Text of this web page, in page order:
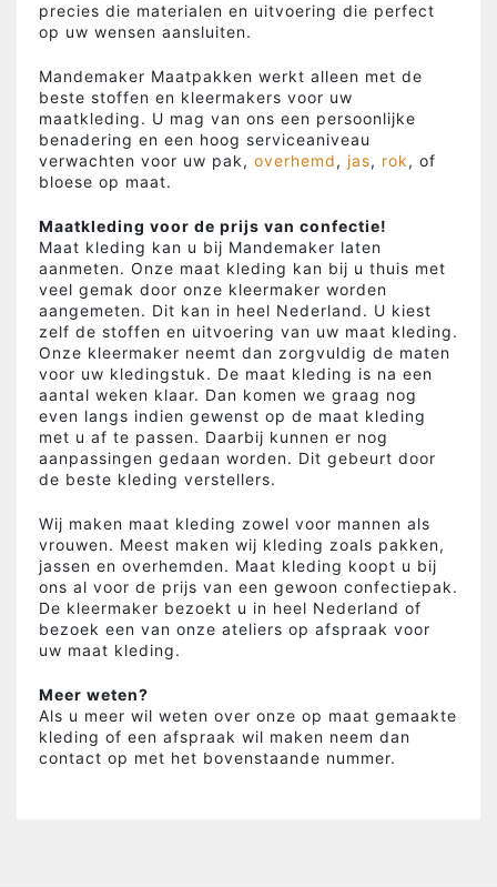
precies die materialen en uitvoering die perfect
op uw wensen aansluiten.
Mandemaker Maatpakken werkt alleen met de
beste stoffen en kleermakers voor uw
maatkleding. U mag van ons een persoonlijke
benadering en een hoog serviceaniveau
verwachten voor uw pak, overhemd, jas, rok, of
bloese op maat.
Maatkleding voor de prijs van confectie!
Maat kleding kan u bij Mandemaker laten
aanmeten. Onze maat kleding kan bij u thuis met
veel gemak door onze kleermaker worden
aangemeten. Dit kan in heel Nederland. U kiest
zelf de stoffen en uitvoering van uw maat kleding.
Onze kleermaker neemt dan zorgvuldig de maten
voor uw kledingstuk. De maat kleding is na een
aantal weken klaar. Dan komen we graag nog
even langs indien gewenst op de maat kleding
met u af te passen. Daarbij kunnen er nog
aanpassingen gedaan worden. Dit gebeurt door
de beste kleding verstellers.
Wij maken maat kleding zowel voor mannen als
vrouwen. Meest maken wij kleding zoals pakken,
jassen en overhemden. Maat kleding koopt u bij
ons al voor de prijs van een gewoon confectiepak.
De kleermaker bezoekt u in heel Nederland of
bezoek een van onze ateliers op afspraak voor
uw maat kleding.
Meer weten?
Als u meer wil weten over onze op maat gemaakte
kleding of een afspraak wil maken neem dan
contact op met het bovenstaande nummer.